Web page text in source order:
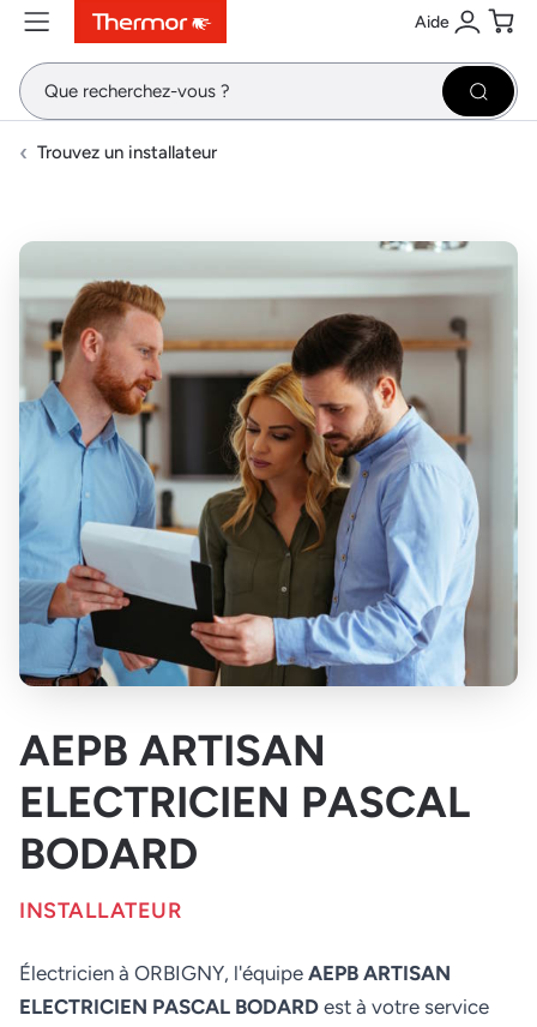
ContenuMenuRecherche Aide
Se
Trouvez un installateur
AEPB ARTISAN
ELECTRICIEN PASCAL
BODARD
INSTALLATEUR
Électricien à ORBIGNY, l'équipe AEPB ARTISAN
ELECTRICIEN PASCAL BODARD est à votre service